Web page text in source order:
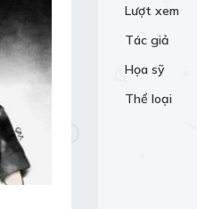
Lượt xem
Tác giả
Họa sỹ
Thể loại